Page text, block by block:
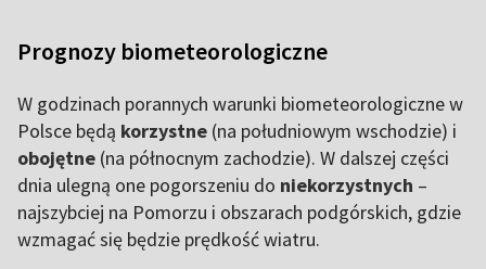
Prognozy biometeorologiczne
W godzinach porannych warunki biometeorologiczne w
Polsce będą korzystne (na południowym wschodzie) i
obojętne (na północnym zachodzie). W dalszej części
dnia ulegną one pogorszeniu do niekorzystnych –
najszybciej na Pomorzu i obszarach podgórskich, gdzie
wzmagać się będzie prędkość wiatru.